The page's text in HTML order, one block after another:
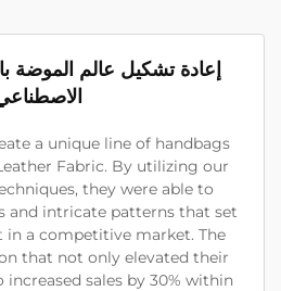
إعادة تشكيل عالم الموضة
a unique line of handbags
Fabric. By utilizing our
they were able to
and intricate patterns that set
a competitive market. The
that not only elevated their
sales by 30% within